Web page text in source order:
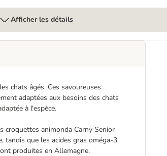
Afficher les détails
chats âgés. Ces savoureuses
adaptées aux besoins des chats
à l'espèce.
croquettes animonda Carny Senior
tandis que les acides gras oméga-3
produites en Allemagne.